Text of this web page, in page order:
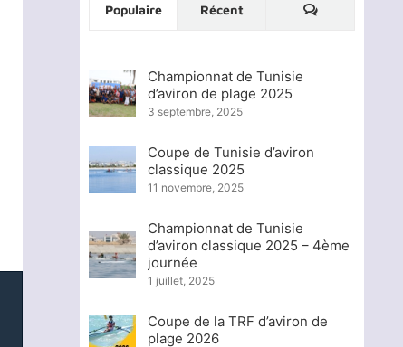
Populaire Récent
Championnat de Tunisie
d’aviron de plage 2025
3 septembre, 2025
Coupe de Tunisie d’aviron
classique 2025
11 novembre, 2025
Championnat de Tunisie
d’aviron classique 2025 – 4ème
journée
1 juillet, 2025
Coupe de la TRF d’aviron de
plage 2026